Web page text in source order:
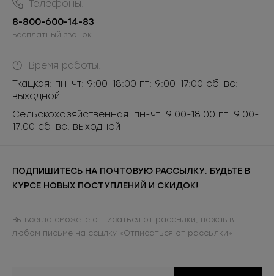
Телефоны:
8-800-600-14-83
Бесплатный звонок
Время работы:
Ткацкая: пн-чт: 9:00-18:00 пт: 9:00-17:00 сб-вс:
выходной
Сельскохозяйственная: пн-чт: 9:00-18:00 пт: 9:00-
17:00 сб-вс: выходной
ПОДПИШИТЕСЬ НА ПОЧТОВУЮ РАССЫЛКУ. БУДЬТЕ В
КУРСЕ НОВЫХ ПОСТУПЛЕНИЙ И СКИДОК!
Вы всегда сможете отписаться от рассылки, нажав в
любом письме на ссылку «Отписаться от рассылки»